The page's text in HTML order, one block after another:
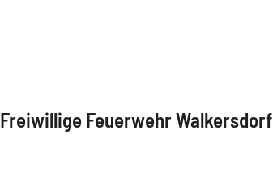
Freiwillige Feuerwehr Walkersdorf